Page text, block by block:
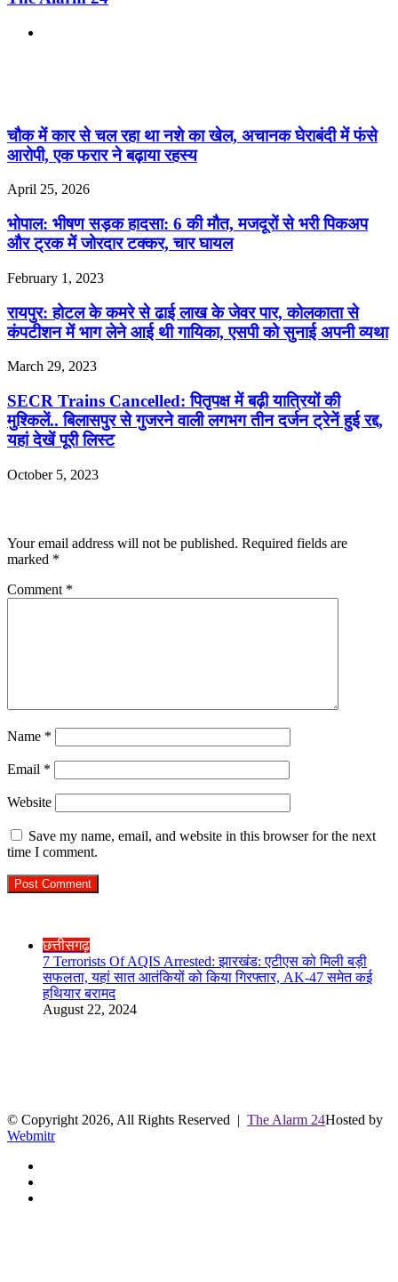
चौक में कार से चल रहा था नशे का खेल, अचानक घेराबंदी में फंसे
आरोपी, एक फरार ने बढ़ाया रहस्य
April 25, 2026
भोपाल: भीषण सड़क हादसा: 6 की मौत, मजदूरों से भरी पिकअप
और ट्रक में जोरदार टक्कर, चार घायल
February 1, 2023
रायपुर: होटल के कमरे से ढाई लाख के जेवर पार, कोलकाता से
कंपटीशन में भाग लेने आई थी गायिका, एसपी को सुनाई अपनी व्यथा
March 29, 2023
SECR Trains Cancelled: पितृपक्ष में बढ़ी यात्रियों की
मुश्किलें.. बिलासपुर से गुजरने वाली लगभग तीन दर्जन ट्रेनें हुई रद्द,
यहां देखें पूरी लिस्ट
October 5, 2023
Your email address will not be published. Required fields are
marked *
Comment *
Name *
Email *
Website
Save my name, email, and website in this browser for the next
time I comment.
छत्तीसगढ़
7 Terrorists Of AQIS Arrested: झारखंड: एटीएस को मिली बड़ी
सफलता, यहां सात आतंकियों को किया गिरफ्तार, AK-47 समेत कई
हथियार बरामद
August 22, 2024
© Copyright 2026, All Rights Reserved | The Alarm 24Hosted by
Webmitr